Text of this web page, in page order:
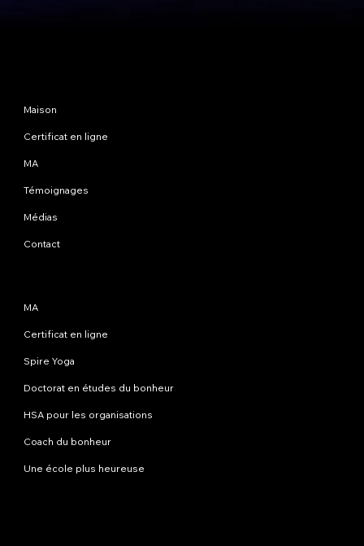
Maison
Certificat en ligne
MA
Témoignages
Médias
Contact
MA
Certificat en ligne
Spire Yoga
Doctorat en études du bonheur
HSA pour les organisations
Coach du bonheur
Une école plus heureuse